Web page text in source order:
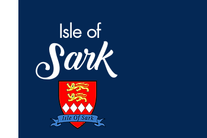
Isle of
Sark